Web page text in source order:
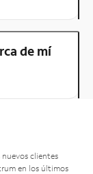
de mí
clientes
en los últimos